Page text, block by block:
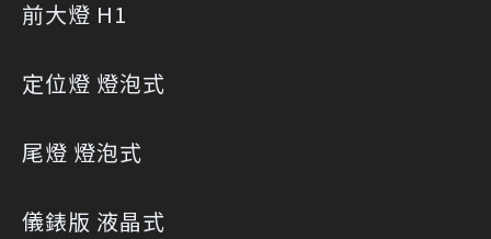
前大燈 H1
定位燈 燈泡式
尾燈 燈泡式
儀錶版 液晶式